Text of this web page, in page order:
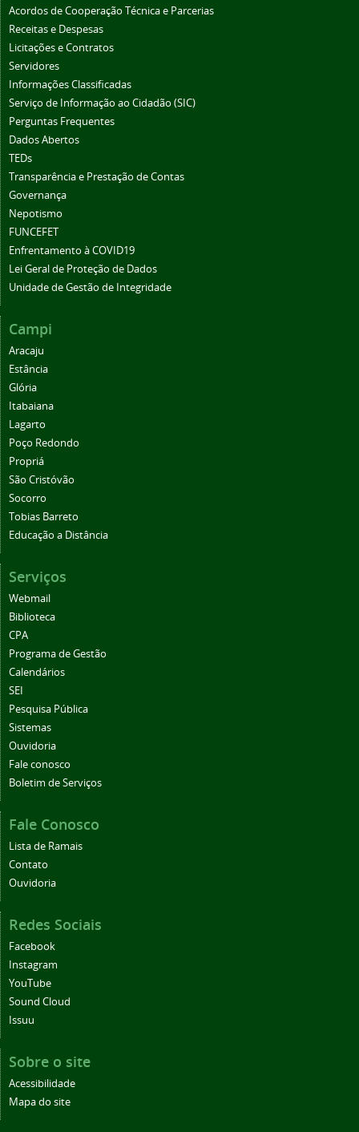
Acordos de Cooperação Técnica e Parcerias
Receitas e Despesas
Licitações e Contratos
Servidores
Informações Classificadas
Serviço de Informação ao Cidadão (SIC)
Perguntas Frequentes
Dados Abertos
TEDs
Transparência e Prestação de Contas
Governança
Nepotismo
FUNCEFET
Enfrentamento à COVID19
Lei Geral de Proteção de Dados
Unidade de Gestão de Integridade
Campi
Aracaju
Estância
Glória
Itabaiana
Lagarto
Poço Redondo
Propriá
São Cristóvão
Socorro
Tobias Barreto
Educação a Distância
Serviços
Webmail
Biblioteca
CPA
Programa de Gestão
Calendários
SEI
Pesquisa Pública
Sistemas
Ouvidoria
Fale conosco
Boletim de Serviços
Fale Conosco
Lista de Ramais
Contato
Ouvidoria
Redes Sociais
Facebook
Instagram
YouTube
Sound Cloud
Issuu
Sobre o site
Acessibilidade
Mapa do site